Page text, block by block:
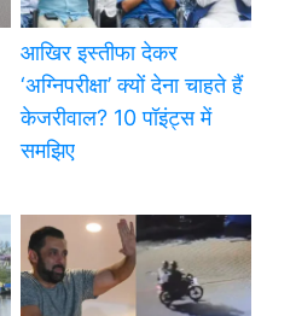
आखिर इस्तीफा देकर
‘अग्निपरीक्षा’ क्यों देना चाहते हैं
केजरीवाल? 10 पॉइंट्स में
समझिए